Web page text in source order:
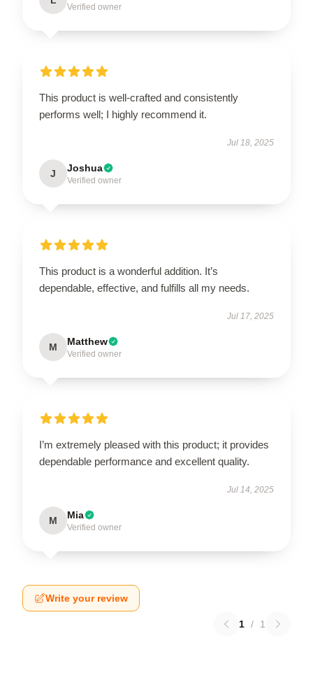
Verified owner
This product is well-crafted and consistently
performs well; I highly recommend it.
Jul 18, 2025
J Joshua
Verified owner
This product is a wonderful addition. It’s
dependable, effective, and fulfills all my needs.
Jul 17, 2025
M Matthew
Verified owner
I’m extremely pleased with this product; it provides
dependable performance and excellent quality.
Jul 14, 2025
M Mia
Verified owner
Write your review
1 / 1